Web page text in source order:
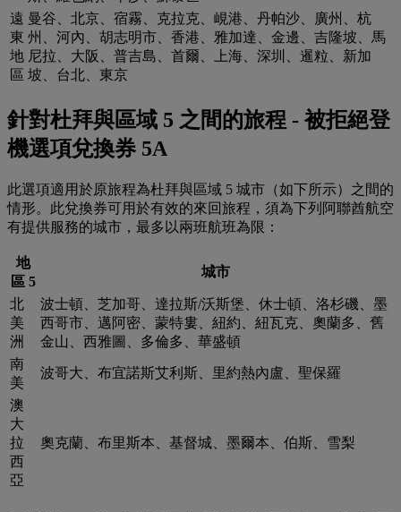
遠
東
地
區
曼谷、北京、宿霧、克拉克、峴港、丹帕沙、廣州、杭
州、河內、胡志明市、香港、雅加達、金邊、吉隆坡、馬
尼拉、大阪、普吉島、首爾、上海、深圳、暹粒、新加
坡、台北、東京
針對杜拜與區域 5 之間的旅程 - 被拒絕登
機選項兌換券 5A
此選項適用於原旅程為杜拜與區域 5 城市（如下所示）之間的
情形。此兌換券可用於有效的來回旅程，須為下列阿聯酋航空
有提供服務的城市，最多以兩班航班為限：
地
區 5
城市
北
美
洲
波士頓、芝加哥、達拉斯/沃斯堡、休士頓、洛杉磯、墨
西哥市、邁阿密、蒙特婁、紐約、紐瓦克、奧蘭多、舊
金山、西雅圖、多倫多、華盛頓
南
美
波哥大、布宜諾斯艾利斯、里約熱內盧、聖保羅
澳
大
拉
西
亞
奧克蘭、布里斯本、基督城、墨爾本、伯斯、雪梨